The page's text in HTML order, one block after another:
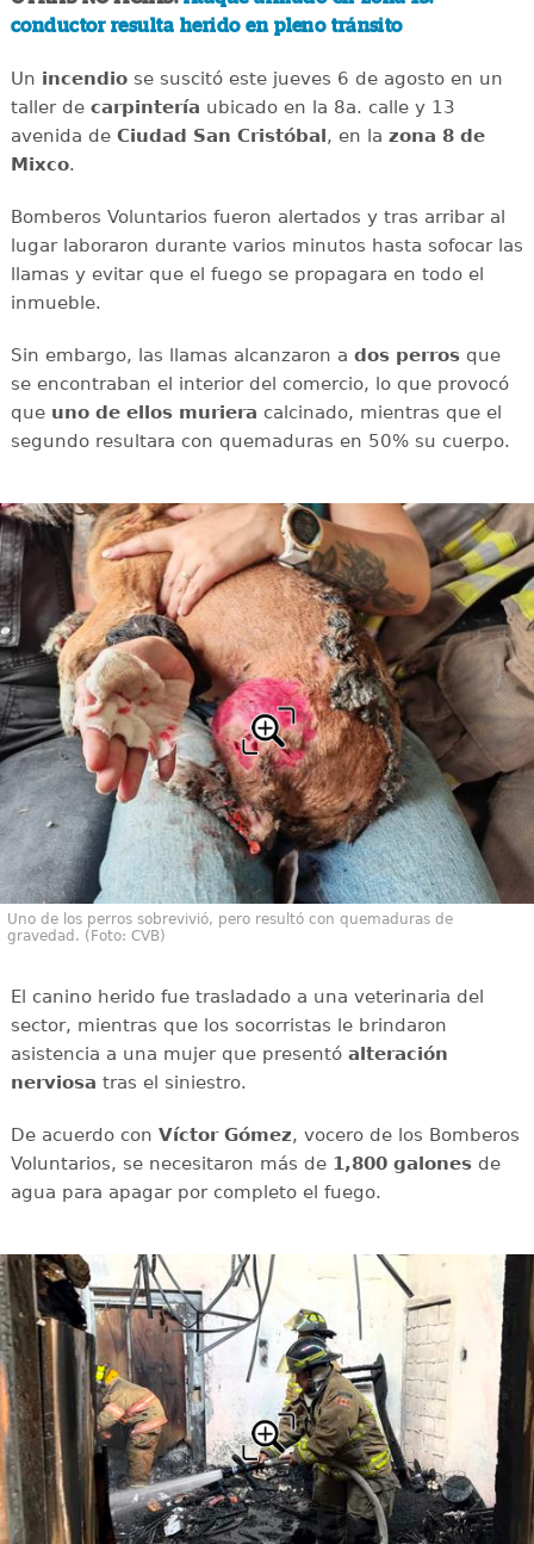
conductor resulta herido en pleno tránsito
Un incendiose suscitó este jueves 6 de agosto en un
taller de carpintería ubicado en la 8a. calle y 13
avenida de Ciudad San Cristóbal, en la zona 8 de
Mixco.
Bomberos Voluntarios fueron alertados y tras arribar al
lugar laboraron durante varios minutos hasta sofocar las
llamas y evitar que el fuego se propagara en todo el
inmueble.
Sin embargo, las llamas alcanzaron a dos perrosque
se encontraban el interior del comercio, lo que provocó
que uno de ellos muriera calcinado, mientras que el
segundo resultara con quemaduras en 50% su cuerpo.
Uno de los perros sobrevivió, pero resultó con quemaduras de
gravedad. (Foto: CVB)
El canino herido fue trasladado a una veterinaria del
sector, mientras que los socorristas le brindaron
asistencia a una mujer que presentó alteración
nerviosa tras el siniestro.
De acuerdo con Víctor Gómez, vocero de los Bomberos
Voluntarios, se necesitaron más de 1,800 galonesde
agua para apagar por completo el fuego.